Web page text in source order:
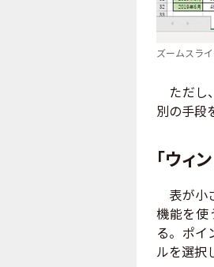
ズームスラ
ただし
別の手段
「ウィ
表が小
機能を使
る。ポイ
ルを選択